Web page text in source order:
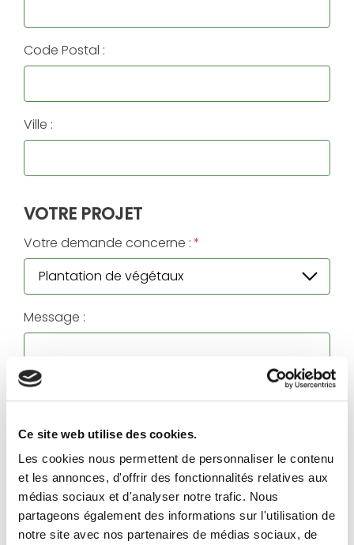
Ce site web utilise des cookies.
Les cookies nous permettent de personnaliser le contenu
et les annonces, d'offrir des fonctionnalités relatives aux
médias sociaux et d'analyser notre trafic. Nous
partageons également des informations sur l'utilisation de
notre site avec nos partenaires de médias sociaux, de
Code Postal :
Ville :
VOTRE PROJET
Votre demande concerne :*
Message :
J'accepte que les informations saisies soient